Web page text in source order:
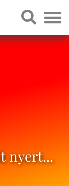
nyert...